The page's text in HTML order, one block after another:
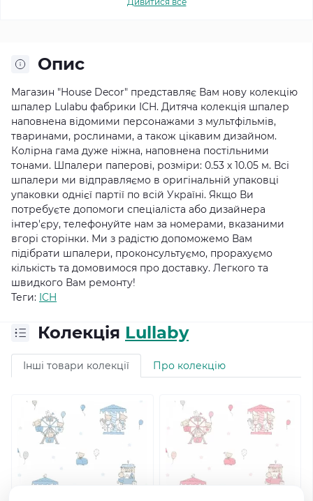
Опис
Магазин "House Decor" представляє Вам нову колекцію
шпалер Lulabu фабрики ICH. Дитяча колекція шпалер
наповнена відомими персонажами з мультфільмів,
тваринами, рослинами, а також цікавим дизайном.
Колірна гама дуже ніжна, наповнена постільними
тонами. Шпалери паперові, розміри: 0.53 х 10.05 м. Всі
шпалери ми відправляємо в оригінальній упаковці
упаковки однієї партії по всій Україні. Якщо Ви
потребуєте допомоги спеціаліста або дизайнера
інтер'єру, телефонуйте нам за номерами, вказаними
вгорі сторінки. Ми з радістю допоможемо Вам
підібрати шпалери, проконсультуємо, прорахуємо
кількість та домовимося про доставку. Легкого та
швидкого Вам ремонту!
Теги: ICH
Колекція Lullaby
Інші товари колекції Про колекцію